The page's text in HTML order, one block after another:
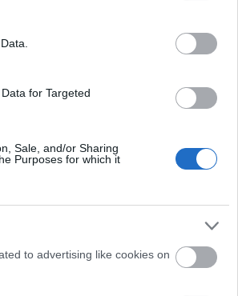
for Targeted
Sale, and/or Sharing
Purposes for which it
to advertising like cookies on
meg Félelem
többek közt A
című
díját, 2004-ben
(2006),
Baka István
eredményét
Lili nyerte a
egy
Alexander
a